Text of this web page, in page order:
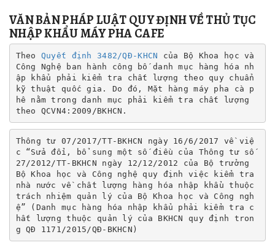
VĂN BẢN PHÁP LUẬT QUY ĐỊNH VỀ THỦ TỤC
NHẬP KHẨU MÁY PHA CAFE
Theo Quyết định 3482/QĐ-KHCN của Bộ Khoa học và
Công Nghệ ban hành công bố danh mục hàng hóa nh
ập khẩu phải kiểm tra chất lượng theo quy chuẩn
kỹ thuật quốc gia. Do đó, Mặt hàng máy pha cà p
hê nằm trong danh mục phải kiểm tra chất lượng
theo QCVN4:2009/BKHCN.
Thông tư 07/2017/TT-BKHCN ngày 16/6/2017 về việ
c “Sửa đổi, bổ sung một số điều của Thông tư số
27/2012/TT-BKHCN ngày 12/12/2012 của Bộ trưởng
Bộ Khoa học và Công nghệ quy định việc kiểm tra
nhà nước về chất lượng hàng hóa nhập khẩu thuộc
trách nhiệm quản lý của Bộ Khoa học và Công ngh
ệ” (Danh mục hàng hóa nhập khẩu phải kiểm tra c
hất lượng thuộc quản lý của BKHCN quy định tron
g QĐ 1171/2015/QĐ-BKHCN)